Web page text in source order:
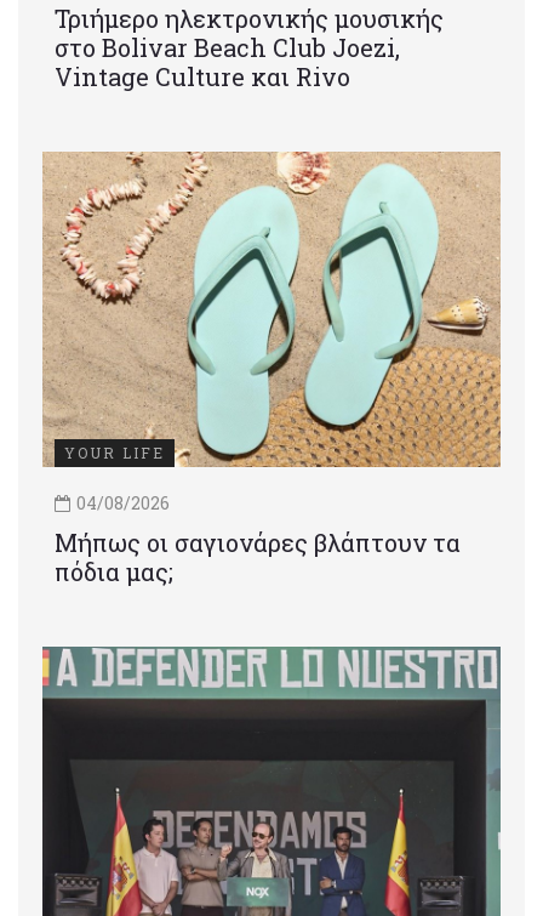
Τριήμερο ηλεκτρονικής μουσικής
στο Bolivar Beach Club Joezi,
Vintage Culture και Rivo
YOUR LIFE
04/08/2026
Μήπως οι σαγιονάρες βλάπτουν τα
πόδια μας;